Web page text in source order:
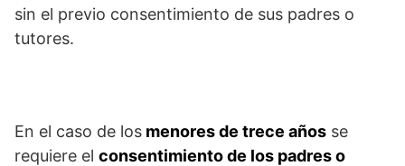
sin el previo consentimiento de sus padres o
tutores.
En el caso de los menores de trece años se
requiere el consentimiento de los padres o